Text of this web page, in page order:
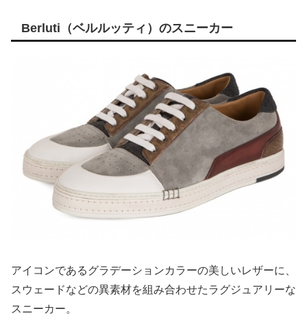
Berluti（ベルルッティ）のスニーカー
アイコンであるグラデーションカラーの美しいレザーに、
スウェードなどの異素材を組み合わせたラグジュアリーな
スニーカー。